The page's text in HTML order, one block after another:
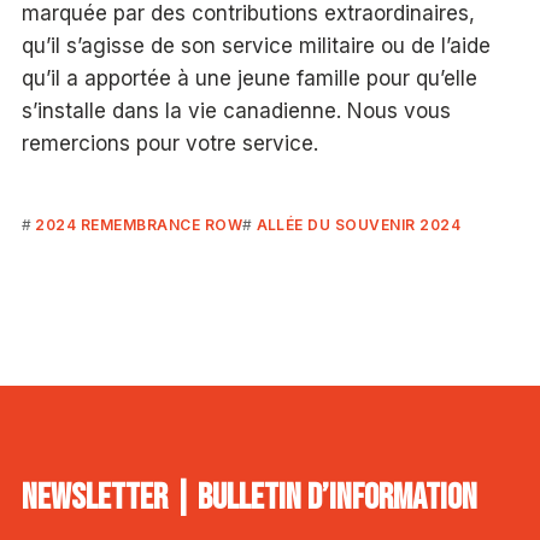
marquée par des contributions extraordinaires,
qu’il s’agisse de son service militaire ou de l’aide
qu’il a apportée à une jeune famille pour qu’elle
s’installe dans la vie canadienne. Nous vous
remercions pour votre service.
2024 REMEMBRANCE ROW ALLÉE DU SOUVENIR 2024
NEWSLETTER | BULLETIN D’INFORMATION